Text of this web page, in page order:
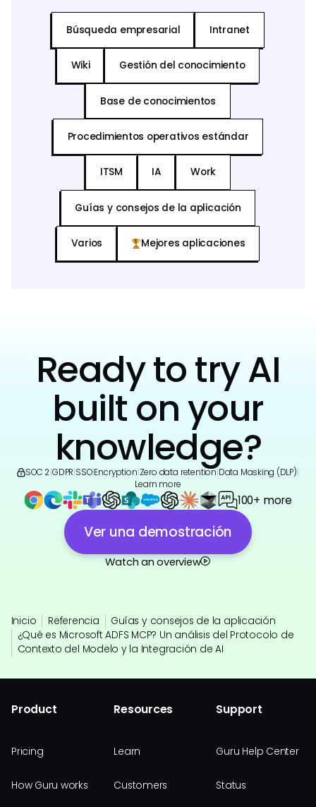
Búsqueda empresarial Intranet
Wiki Gestión del conocimiento
Base de conocimientos
Procedimientos operativos estándar
ITSM IA Work
Guías y consejos de la aplicación
Varios Mejores aplicaciones
Ready to try AI
built on your
knowledge?
SOC 2 GDPR SSO|Encryption Zero data retention Data Masking (DLP)
Learn more
100+ more
Ver una demostración
Watch an overview
Inicio Referencia
Guías y consejos de la aplicación
¿Qué es Microsoft ADFS MCP? Un análisis del Protocolo de
Contexto del Modelo y la Integración de AI
Product
Pricing
How Guru works
Resources
Learn
Customers
Support
Guru Help Center
Status